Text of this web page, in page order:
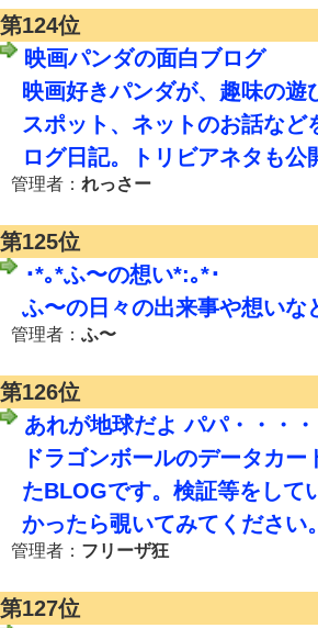
第124位
映画パンダの面白ブログ
映画好きパンダが、趣味の遊
スポット、ネットのお話など
ログ日記。トリビアネタも公
管理者： れっさー
第125位
･*｡*ふ〜の想い*:｡*･
ふ〜の日々の出来事や想いな
管理者： ふ〜
第126位
あれが地球だよ パパ・・・・
ドラゴンボールのデータカー
たBLOGです。検証等をして
かったら覗いてみてください。
管理者： フリーザ狂
第127位